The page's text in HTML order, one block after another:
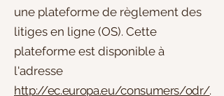
une plateforme de règlement des
litiges en ligne (OS). Cette
plateforme est disponible à
l'adresse
http://ec.europa.eu/consumers/odr/.